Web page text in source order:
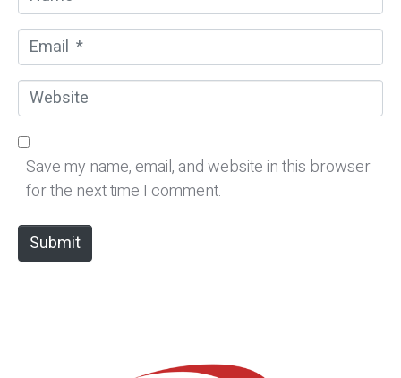
a
m
e
*
m
a
i
l
W
e
b
Save my name, email, and website in this browser
for the next time I comment.
Submit